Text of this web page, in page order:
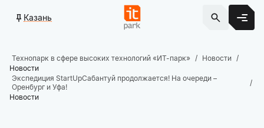
Казань
Технопарк в сфере высоких технологий «ИТ-парк»
Новости
Новости
Экспедиция StartUpСабантуй продолжается! На очереди –
Оренбург и Уфа!
Новости